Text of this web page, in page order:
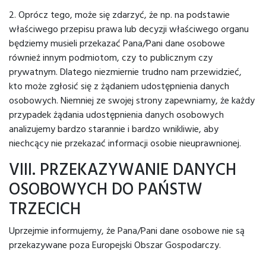
2. Oprócz tego, może się zdarzyć, że np. na podstawie
właściwego przepisu prawa lub decyzji właściwego organu
będziemy musieli przekazać Pana/Pani dane osobowe
również innym podmiotom, czy to publicznym czy
prywatnym. Dlatego niezmiernie trudno nam przewidzieć,
kto może zgłosić się z żądaniem udostępnienia danych
osobowych. Niemniej ze swojej strony zapewniamy, że każdy
przypadek żądania udostępnienia danych osobowych
analizujemy bardzo starannie i bardzo wnikliwie, aby
niechcący nie przekazać informacji osobie nieuprawnionej.
VIII. PRZEKAZYWANIE DANYCH
OSOBOWYCH DO PAŃSTW
TRZECICH
Uprzejmie informujemy, że Pana/Pani dane osobowe nie są
przekazywane poza Europejski Obszar Gospodarczy.